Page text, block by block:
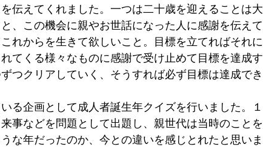
伝えてくれました。一つは二十歳を迎えることは大
、この機会に親やお世話になった人に感謝を伝えて
れからを生きて欲しいこと。目標を立てればそれに
てくる様々なものに感謝で受け止めて目標を達成す
つクリアしていく、そうすれば必ず目標は達成でき
る企画として成人者誕生年クイズを行いました。１
事などを問題として出題し、親世代は当時のことを
な年だったのか、今との違いを感じとれたと思いま